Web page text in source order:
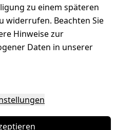
zu einem späteren
widerrufen. Beachten Sie
Hinweise zur
Daten in unserer